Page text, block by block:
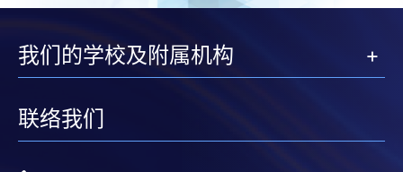
我们的学校及附属机构
联络我们